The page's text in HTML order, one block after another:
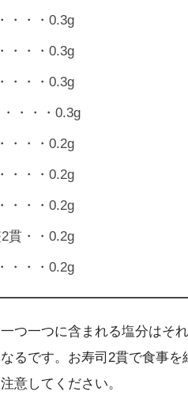
・・・0.3g
・・・0.3g
・・・0.3g
・・・0.3g
・・・0.2g
・・・0.2g
・・・0.2g
貫・・0.2g
・・・0.2g
つ一つに含まれる塩分はそ
るです。お寿司2貫で食事
意してください。